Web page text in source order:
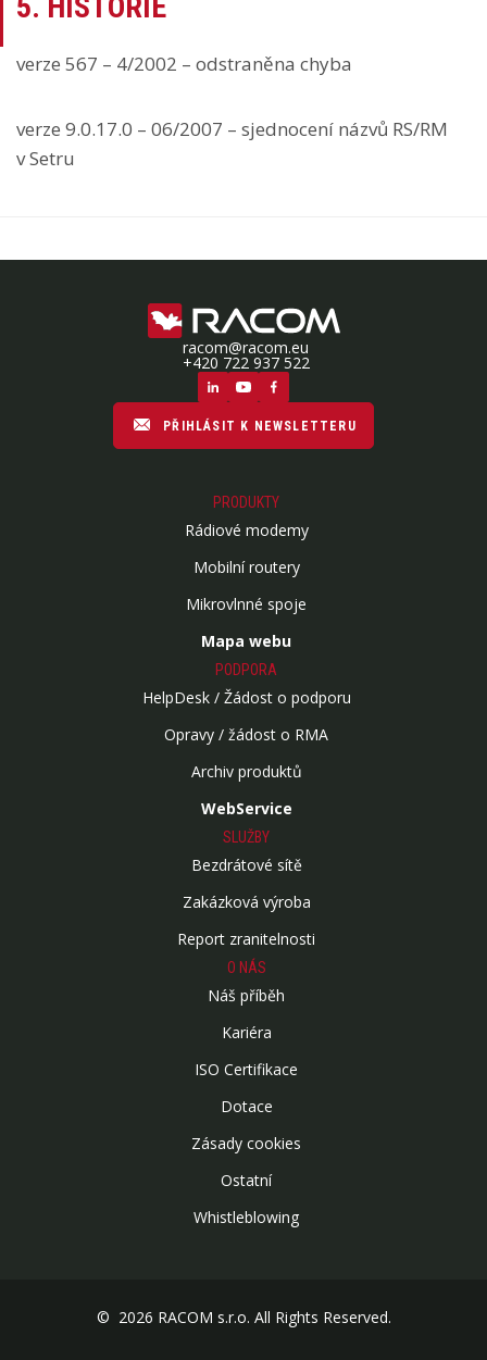
verze 567 – 4/2002 – odstraněna chyba
verze 9.0.17.0 – 06/2007 – sjednocení názvů RS/RM
v Setru
racom@racom.eu
+420 722 937 522
PŘIHLÁSIT K NEWSLETTERU
PRODUKTY
Rádiové modemy
Mobilní routery
Mikrovlnné spoje
Mapa webu
PODPORA
HelpDesk / Žádost o podporu
Opravy / žádost o RMA
Archiv produktů
WebService
SLUŽBY
Bezdrátové sítě
Zakázková výroba
Report zranitelnosti
O NÁS
Náš příběh
Kariéra
ISO Certifikace
Dotace
Zásady cookies
Ostatní
Whistleblowing
© 2026 RACOM s.r.o. All Rights Reserved.